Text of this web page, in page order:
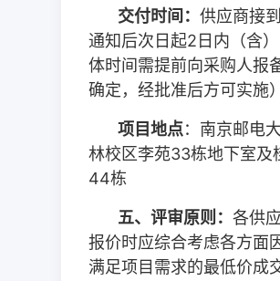
交付时间：供应商接
通知后次日起2 日内（含
体时间需提前向采购人报
确定，经批准后方可实施）
项目地点：南京邮电
林校区李苑33栋地下室及
44栋
五、评审原则：各供
报价时应综合考虑各方面
满足项目需求的最低价成